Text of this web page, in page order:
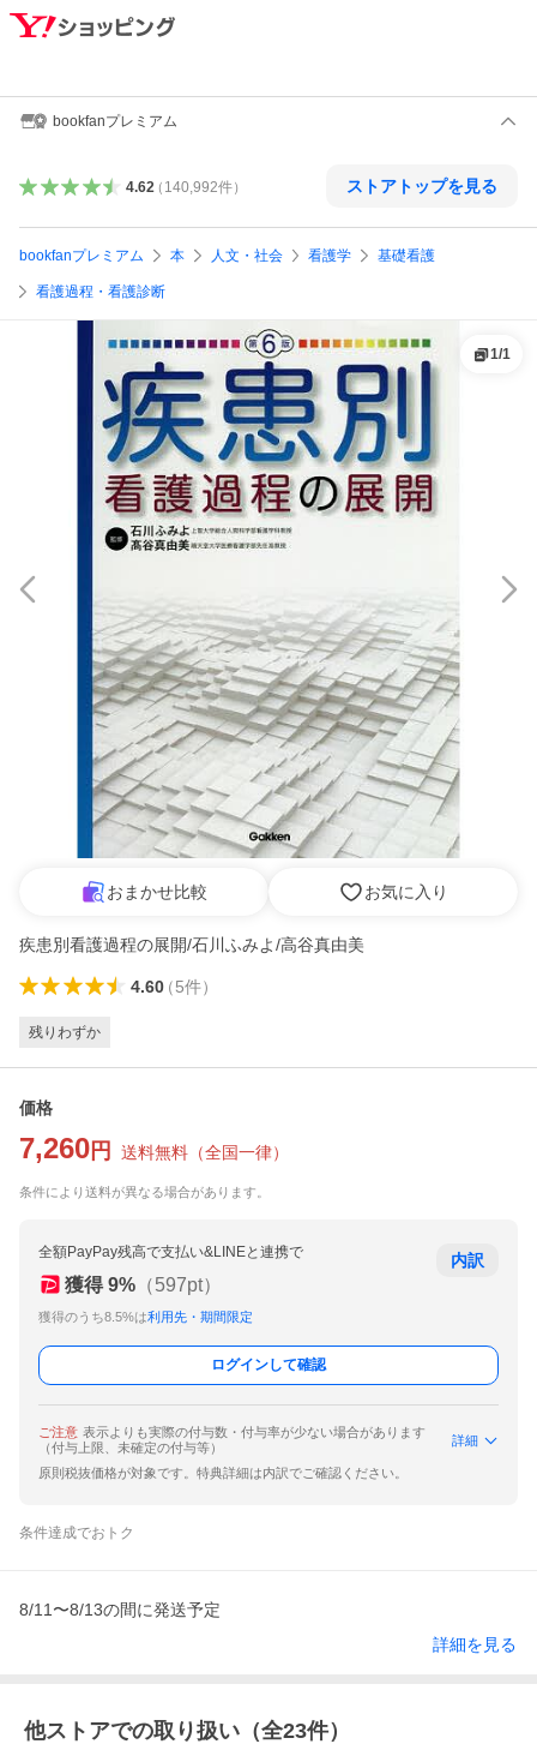
bookfanプレミアム
4.62（ 140,992件） ストアトップを見る
bookfanプレミアム 本 人文・社会 看護学 基礎看護
看護過程・看護診断
1/1
おまかせ比較 お気に入り
疾患別看護過程の展開/石川ふみよ/高谷真由美
4.60（5件）
残りわずか
価格
7,260 円 送料無料 （全国一律）
条件により送料が異なる場合があります。
全額PayPay残高で支払い&LINEと連携で
獲得 9% （597pt）
獲得のうち8.5%は利用先・期間限定
内訳
ログインして確認
ご注意 表示よりも実際の付与数・付与率が少ない場合があります
（付与上限、未確定の付与等）
詳細
原則税抜価格が対象です。特典詳細は内訳でご確認ください。
条件達成でおトク
8/11〜8/13の間に発送予定
詳細を見る
他ストアでの取り扱い（全23件）